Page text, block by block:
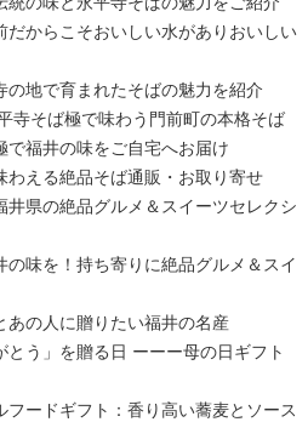
だからこそおいしい水がありおいしい
の地で育まれたそばの魅力を紹介
寺そば極で味わう門前町の本格そば
で福井の味をご自宅へお届け
わえる絶品そば通販・お取り寄せ
井県の絶品グルメ＆スイーツセレクシ
の味を！持ち寄りに絶品グルメ＆スイ
あの人に贈りたい福井の名産
う」を贈る日 ーーー母の日ギフト
ードギフト：香り高い蕎麦とソース